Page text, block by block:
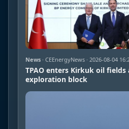
News · CEEnergyNews · 2026-08-04
TPAO enters Kirkuk oil fields
exploration block